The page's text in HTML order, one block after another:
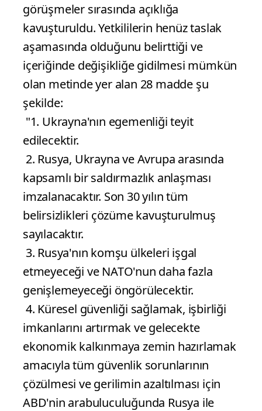
görüşmeler sırasında açıklığa
kavuşturuldu. Yetkililerin henüz taslak
aşamasında olduğunu belirttiği ve
içeriğinde değişikliğe gidilmesi mümkün
olan metinde yer alan 28 madde şu
şekilde:
"1. Ukrayna'nın egemenliği teyit
edilecektir.
2. Rusya, Ukrayna ve Avrupa arasında
kapsamlı bir saldırmazlık anlaşması
imzalanacaktır. Son 30 yılın tüm
belirsizlikleri çözüme kavuşturulmuş
sayılacaktır.
3. Rusya'nın komşu ülkeleri işgal
etmeyeceği ve NATO'nun daha fazla
genişlemeyeceği öngörülecektir.
4. Küresel güvenliği sağlamak, işbirliği
imkanlarını artırmak ve gelecekte
ekonomik kalkınmaya zemin hazırlamak
amacıyla tüm güvenlik sorunlarının
çözülmesi ve gerilimin azaltılması için
ABD'nin arabuluculuğunda Rusya ile